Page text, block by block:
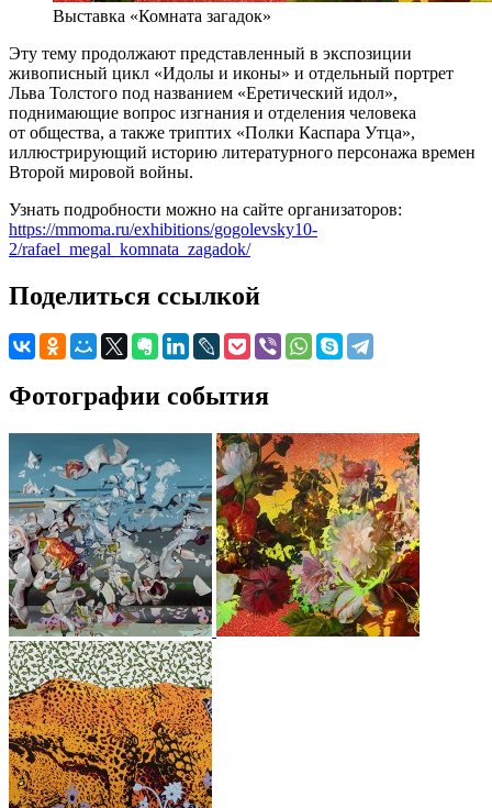
Выставка «Комната загадок»
Эту тему продолжают представленный в экспозиции
живописный цикл «Идолы и иконы» и отдельный портрет
Льва Толстого под названием «Еретический идол»,
поднимающие вопрос изгнания и отделения человека
от общества, а также триптих «Полки Каспара Утца»,
иллюстрирующий историю литературного персонажа времен
Второй мировой войны.
Узнать подробности можно на сайте организаторов:
https://mmoma.ru/exhibitions/gogolevsky10-
2/rafael_megal_komnata_zagadok/
Поделиться ссылкой
Фотографии события